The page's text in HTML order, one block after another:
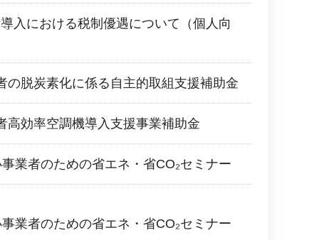
入における税制優遇について（個人向
の脱炭素化に係る自主的取組支援補助金
高効率空調機導入支援事業補助金
業者のための省エネ・省CO₂セミナー
業者のための省エネ・省CO₂セミナー